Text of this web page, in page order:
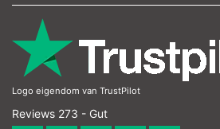
Logo eigendom van TrustPilot
Reviews 273 - Gut